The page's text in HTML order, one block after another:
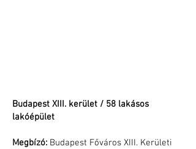
Budapest XIII. kerület / 58 lakásos
lakóépület
Megbízó: Budapest Főváros XIII. Kerületi